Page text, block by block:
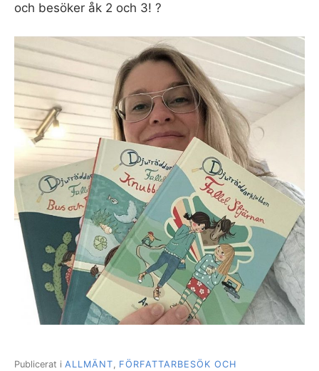
och besöker åk 2 och 3! ?
Publicerat i ALLMÄNT, FÖRFATTARBESÖK OCH